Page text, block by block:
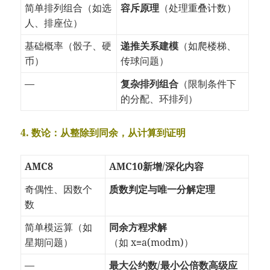
简单排列组合（如选
人、排座位）
容斥原理 （处理重叠计数）
基础概率（骰子、硬
币）
递推关系建模 （如爬楼梯、
传球问题）
—
复杂排列组合 （限制条件下
的分配、环排列）
4. 数论：从整除到同余，从计算到证明
AMC8
AMC10新增/深化内容
奇偶性、因数个
数
质数判定与唯一分解定理
简单模运算（如
星期问题）
同余方程求解
（如x≡a(modm)）
—
最大公约数/最小公倍数高级应